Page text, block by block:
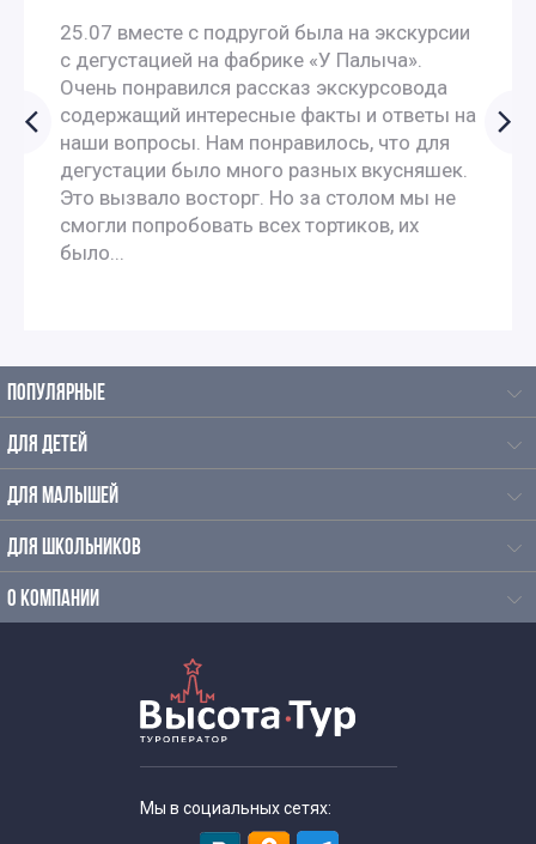
25.07 вместе с подругой была на экскурсии
с дегустацией на фабрике «У Палыча».
Очень понравился рассказ экскурсовода
содержащий интересные факты и ответы на
наши вопросы. Нам понравилось, что для
дегустации было много разных вкусняшек.
Это вызвало восторг. Но за столом мы не
смогли попробовать всех тортиков, их
было...
ПОПУЛЯРНЫЕ
ДЛЯ ДЕТЕЙ
ДЛЯ МАЛЫШЕЙ
ДЛЯ ШКОЛЬНИКОВ
О КОМПАНИИ
Мы в социальных сетях: